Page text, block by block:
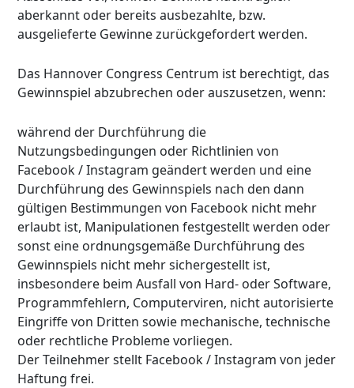
aberkannt oder bereits ausbezahlte, bzw.
ausgelieferte Gewinne zurückgefordert werden.
Das Hannover Congress Centrum ist berechtigt, das
Gewinnspiel abzubrechen oder auszusetzen, wenn:
während der Durchführung die
Nutzungsbedingungen oder Richtlinien von
Facebook / Instagram geändert werden und eine
Durchführung des Gewinnspiels nach den dann
gültigen Bestimmungen von Facebook nicht mehr
erlaubt ist, Manipulationen festgestellt werden oder
sonst eine ordnungsgemäße Durchführung des
Gewinnspiels nicht mehr sichergestellt ist,
insbesondere beim Ausfall von Hard- oder Software,
Programmfehlern, Computerviren, nicht autorisierte
Eingriffe von Dritten sowie mechanische, technische
oder rechtliche Probleme vorliegen.
Der Teilnehmer stellt Facebook / Instagram von jeder
Haftung frei.